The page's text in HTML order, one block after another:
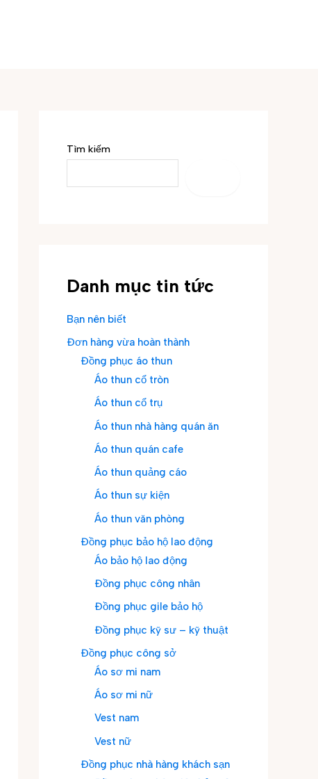
Tìm kiếm
Danh mục tin tức
Bạn nên biết
Đơn hàng vừa hoàn thành
Đồng phục áo thun
Áo thun cổ tròn
Áo thun cổ trụ
Áo thun nhà hàng quán ăn
Áo thun quán cafe
Áo thun quảng cáo
Áo thun sự kiện
Áo thun văn phòng
Đồng phục bảo hộ lao động
Áo bảo hộ lao động
Đồng phục công nhân
Đồng phục gile bảo hộ
Đồng phục kỹ sư – kỹ thuật
Đồng phục công sở
Áo sơ mi nam
Áo sơ mi nữ
Vest nam
Vest nữ
Đồng phục nhà hàng khách sạn